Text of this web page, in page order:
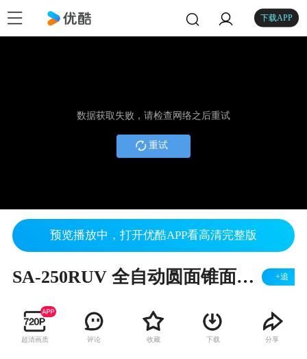
下载APP
数据获取失败，请检查网络之后重试
重试
预览播放中，打开优酷APP看高清完整版
SA-250RUV 全自动圆面锥面丝印机 +追
超清画质 评论 收藏 下载 分享